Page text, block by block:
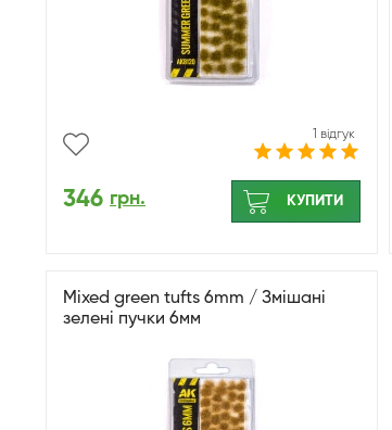
1 відгук
346 грн. КУПИТИ
Mixed green tufts 6mm / Змішані
зелені пучки 6мм